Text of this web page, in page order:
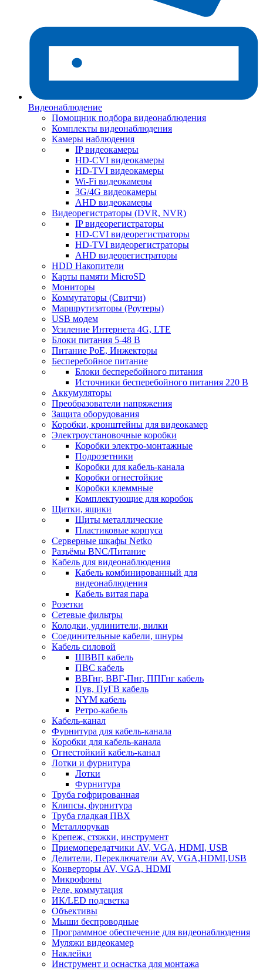
Видеонаблюдение
Помощник подбора видеонаблюдения
Комплекты видеонаблюдения
Камеры наблюдения
IP видеокамеры
HD-CVI видеокамеры
HD-TVI видеокамеры
Wi-Fi видеокамеры
3G/4G видеокамеры
AHD видеокамеры
Видеорегистраторы (DVR, NVR)
IP видеорегистраторы
HD-CVI видеорегистраторы
HD-TVI видеорегистраторы
AHD видеорегистраторы
HDD Накопители
Карты памяти MicroSD
Мониторы
Коммутаторы (Свитчи)
Маршрутизаторы (Роутеры)
USB модем
Усиление Интернета 4G, LTE
Блоки питания 5-48 В
Питание PoE, Инжекторы
Бесперебойное питание
Блоки бесперебойного питания
Источники бесперебойного питания 220 В
Аккумуляторы
Преобразователи напряжения
Защита оборудования
Коробки, кронштейны для видеокамер
Электроустановочные коробки
Коробки электро-монтажные
Подрозетники
Коробки для кабель-канала
Коробки огнестойкие
Коробки клеммные
Комплектующие для коробок
Щитки, ящики
Щиты металлические
Пластиковые корпуса
Серверные шкафы Netko
Разъёмы BNC/Питание
Кабель для видеонаблюдения
Кабель комбинированный для
видеонаблюдения
Кабель витая пара
Розетки
Сетевые фильтры
Колодки, удлинители, вилки
Соединительные кабели, шнуры
Кабель силовой
ШВВП кабель
ПВС кабель
ВВГнг, ВВГ-Пнг, ППГнг кабель
Пув, ПуГВ кабель
NYM кабель
Ретро-кабель
Кабель-канал
Фурнитура для кабель-канала
Коробки для кабель-канала
Огнестойкий кабель-канал
Лотки и фурнитура
Лотки
Фурнитура
Труба гофрированная
Клипсы, фурнитура
Труба гладкая ПВХ
Металлорукав
Крепеж, стяжки, инструмент
Приемопередатчики AV, VGA, HDMI, USB
Делители, Переключатели AV, VGA,HDMI,USB
Конверторы AV, VGA, HDMI
Микрофоны
Реле, коммутация
ИК/LED подсветка
Объективы
Мыши беспроводные
Программное обеспечение для видеонаблюдения
Муляжи видеокамер
Наклейки
Инструмент и оснастка для монтажа